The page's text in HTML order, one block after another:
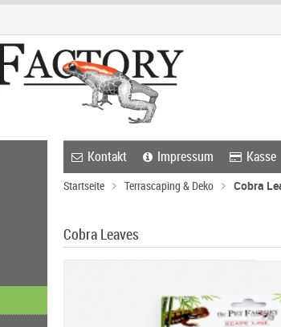
Kontakt
Impressum Kasse
Startseite Terrascaping & Deko Cobra
Cobra Leaves